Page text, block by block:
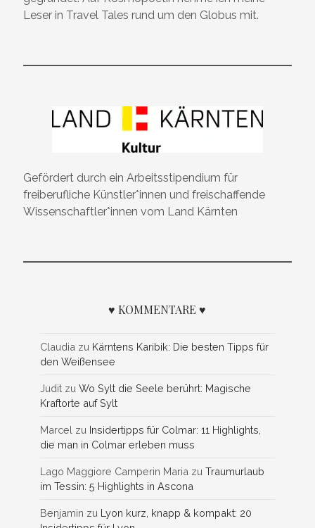
Leser in Travel Tales rund um den Globus mit.
Gefördert durch ein Arbeitsstipendium für
freiberufliche Künstler*innen und freischaffende
Wissenschaftler*innen vom Land Kärnten
♥ KOMMENTARE ♥
Claudia zu Kärntens Karibik: Die besten Tipps für
den Weißensee
Judit zuWo Sylt die Seele berührt: Magische
Kraftorte auf Sylt
Marcel zu Insidertipps für Colmar: 11 Highlights,
die man in Colmar erleben muss
Lago Maggiore Camperin Maria zuTraumurlaub
im Tessin: 5 Highlights in Ascona
Benjamin zu Lyon kurz, knapp & kompakt: 20